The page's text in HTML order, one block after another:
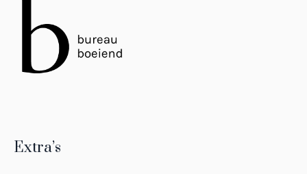
Extra’s